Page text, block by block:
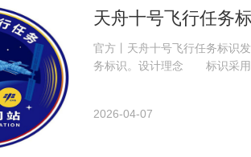
天舟十号飞行任务
官方丨天舟十号飞行任务标
务标识。设计理念 标识采用
2026-04-07